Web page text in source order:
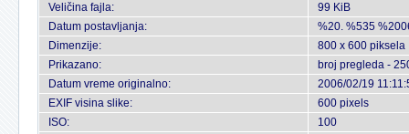
Veličina fajla:
99 KiB
Datum postavljanja:
%20. %535
Dimenzije:
800 x 600 piksela
Prikazano:
broj pregleda -
Datum vreme originalno:
2006/02/19
EXIF visina slike:
600 pixels
ISO:
100